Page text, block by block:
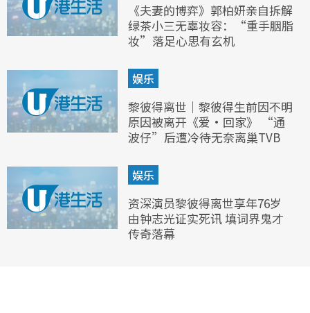
《夫妻的博弈》郭柏妍亲自拆解
绿茶小三无辜妆容：“重手胭脂
妆”落足心思有玄机
娱乐
黎彼得离世｜黎彼得生前因不明
原因被离开《爱·回家》 “通
波仔”后遭冷待无奈离巢TVB
娱乐
资深演员黎彼得离世享年76岁
由钟志光证实死讯 填词界鬼才
传奇落幕